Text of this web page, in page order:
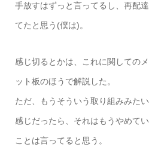
手放すはずっと言ってるし、再配
てたと思う(僕は)。
感じ切るとかは、これに関しての
ット板のほうで解説した。
ただ、もうそういう取り組みみた
感じだったら、それはもうやめて
ことは言ってると思う。